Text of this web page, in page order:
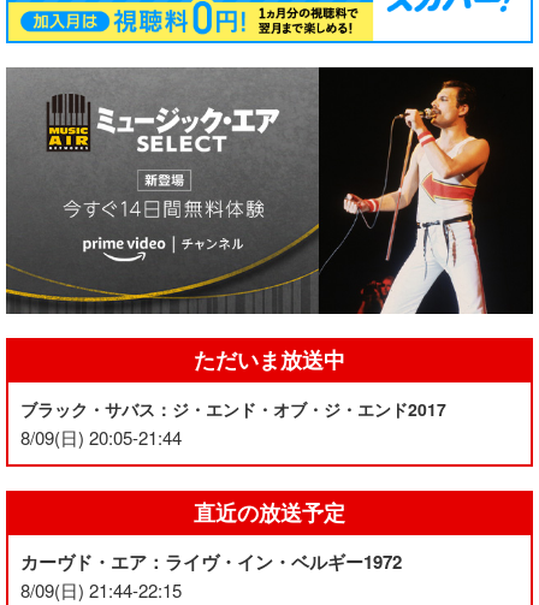
ただいま放送中
ブラック・サバス：ジ・エンド・オブ・ジ・エンド2017
8/09(日) 20:05-21:44
直近の放送予定
カーヴド・エア：ライヴ・イン・ベルギー1972
8/09(日) 21:44-22:15